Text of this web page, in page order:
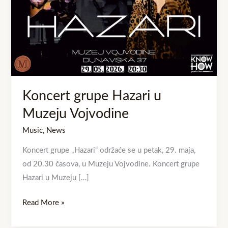
Koncert grupe Hazari u
Muzeju Vojvodine
Music, News
Koncert grupe „Hazari“ održaće se u petak, 29. maja,
od 20.30 časova, u Muzeju Vojvodine. Koncert grupe
Hazari u Muzeju […]
Vojvodine
Read More »